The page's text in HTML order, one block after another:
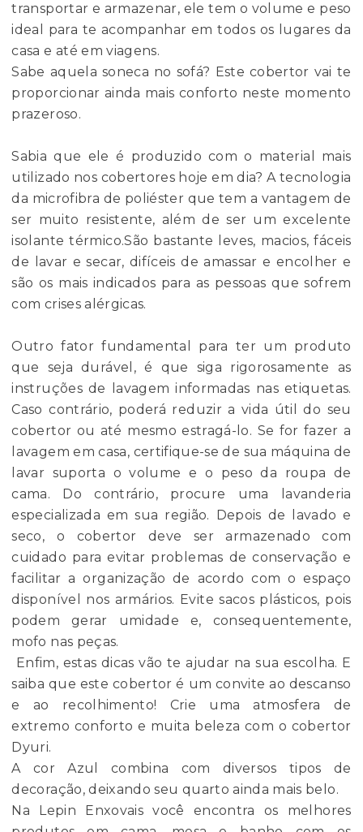
transportar e armazenar, ele tem o volume e peso
ideal para te acompanhar em todos os lugares da
casa e até em viagens.
Sabe aquela soneca no sofá? Este cobertor vai te
proporcionar ainda mais conforto neste momento
prazeroso.
Sabia que ele é produzido com o material mais
utilizado nos cobertores hoje em dia? A tecnologia
da microfibra de poliéster que tem a vantagem de
ser muito resistente, além de ser um excelente
isolante térmico.São bastante leves, macios, fáceis
de lavar e secar, difíceis de amassar e encolher e
são os mais indicados para as pessoas que sofrem
com crises alérgicas.
Outro fator fundamental para ter um produto
que seja durável, é que siga rigorosamente as
instruções de lavagem informadas nas etiquetas.
Caso contrário, poderá reduzir a vida útil do seu
cobertor ou até mesmo estragá-lo. Se for fazer a
lavagem em casa, certifique-se de sua máquina de
lavar suporta o volume e o peso da roupa de
cama. Do contrário, procure uma lavanderia
especializada em sua região. Depois de lavado e
seco, o cobertor deve ser armazenado com
cuidado para evitar problemas de conservação e
facilitar a organização de acordo com o espaço
disponível nos armários. Evite sacos plásticos, pois
podem gerar umidade e, consequentemente,
mofo nas peças.
Enfim, estas dicas vão te ajudar na sua escolha. E
saiba que este cobertor é um convite ao descanso
e ao recolhimento! Crie uma atmosfera de
extremo conforto e muita beleza com o cobertor
Dyuri.
A cor Azul combina com diversos tipos de
decoração, deixando seu quarto ainda mais belo.
Na Lepin Enxovais você encontra os melhores